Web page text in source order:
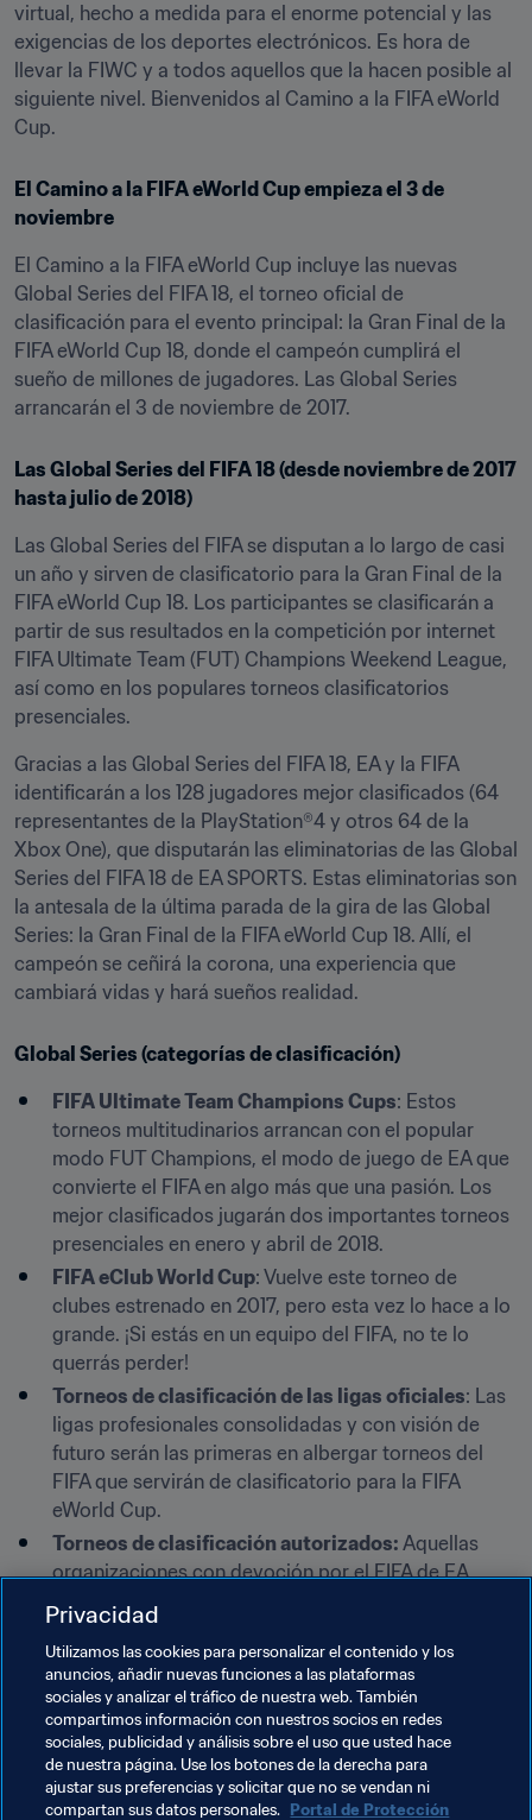
virtual, hecho a medida para el enorme potencial y las
exigencias de los deportes electrónicos. Es hora de
llevar la FIWC y a todos aquellos que la hacen posible al
siguiente nivel. Bienvenidos al Camino a la FIFA eWorld
Cup.
El Camino a la FIFA eWorld Cup empieza el 3 de
noviembre
El Camino a la FIFA eWorld Cup incluye las nuevas
Global Series del FIFA 18, el torneo oficial de
clasificación para el evento principal: la Gran Final de la
FIFA eWorld Cup 18, donde el campeón cumplirá el
sueño de millones de jugadores. Las Global Series
arrancarán el 3 de noviembre de 2017.
Las Global Series del FIFA 18 (desde noviembre de 2017
hasta julio de 2018)
Las Global Series del FIFA se disputan a lo largo de casi
un año y sirven de clasificatorio para la Gran Final de la
FIFA eWorld Cup 18. Los participantes se clasificarán a
partir de sus resultados en la competición por internet
FIFA Ultimate Team (FUT) Champions Weekend League,
así como en los populares torneos clasificatorios
presenciales.
Gracias a las Global Series del FIFA 18, EA y la FIFA
identificarán a los 128 jugadores mejor clasificados (64
representantes de la PlayStation®4 y otros 64 de la
Xbox One), que disputarán las eliminatorias de las Global
Series del FIFA 18 de EA SPORTS. Estas eliminatorias son
la antesala de la última parada de la gira de las Global
Series: la Gran Final de la FIFA eWorld Cup 18. Allí, el
campeón se ceñirá la corona, una experiencia que
cambiará vidas y hará sueños realidad.
Global Series (categorías de clasificación)
FIFA Ultimate Team Champions Cups: Estos
torneos multitudinarios arrancan con el popular
modo FUT Champions, el modo de juego de EA que
convierte el FIFA en algo más que una pasión. Los
mejor clasificados jugarán dos importantes torneos
presenciales en enero y abril de 2018.
FIFA eClub World Cup: Vuelve este torneo de
clubes estrenado en 2017, pero esta vez lo hace a lo
grande. ¡Si estás en un equipo del FIFA, no te lo
querrás perder!
Torneos de clasificación de las ligas oficiales: Las
ligas profesionales consolidadas y con visión de
futuro serán las primeras en albergar torneos del
FIFA que servirán de clasificatorio para la FIFA
eWorld Cup.
Torneos de clasificación autorizados: Aquellas
organizaciones con devoción por el FIFA de EA
SPORTS pondrán en marcha clasificatorios in situ en
todo el mundo, ¡desde Abu Dabi hasta Zagreb!
La FIFA eWorld Cup (agosto de 2018)
Es la joya de la corona, el evento principal. El lugar
donde empieza todo y se lanzan las carreras de algunos.
La Gran Final de la FIFA eWorld Cup será un homenaje al
Privacidad
Utilizamos las cookies para personalizar el contenido y los
anuncios, añadir nuevas funciones a las plataformas
sociales y analizar el tráfico de nuestra web. También
compartimos información con nuestros socios en redes
sociales, publicidad y análisis sobre el uso que usted hace
de nuestra página. Use los botones de la derecha para
ajustar sus preferencias y solicitar que no se vendan ni
compartan sus datos personales. Portal de Protección